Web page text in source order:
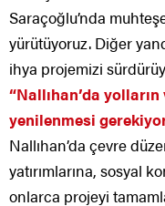
Saraçoğlu’nda
yürütüyoruz. Diğer
ihya projemizi
“Nallıhan’da
yenilenmesi
Nallıhan’da çevre
yatırımlarına, sosyal
onlarca projeyi